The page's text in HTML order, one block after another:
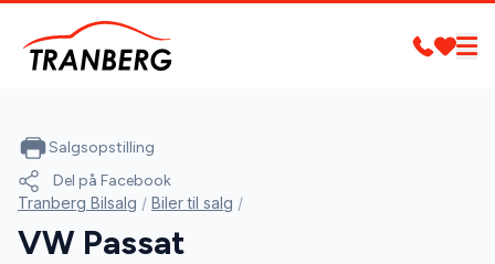
Salgsopstilling
Del på Facebook
Tranberg Bilsalg / Biler til salg /
VW Passat